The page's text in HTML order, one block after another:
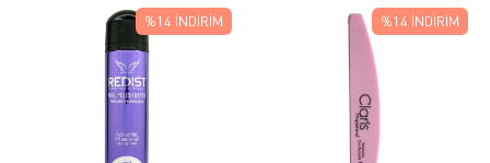
%14 İNDIRIM %14 İNDIRIM